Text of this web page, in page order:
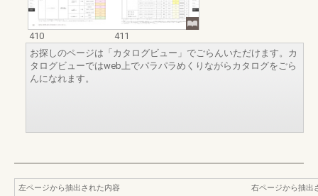
410
411
お探しのページは「カタログビュー」でごらんいただけます。カ
タログビューではweb上でパラパラめくりながらカタログをごら
んになれます。
左ページから抽出された内容
右ページから抽出